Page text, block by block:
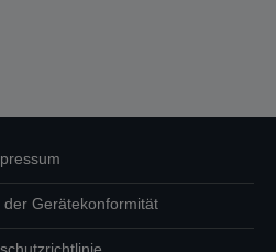
der Gerätekonformität